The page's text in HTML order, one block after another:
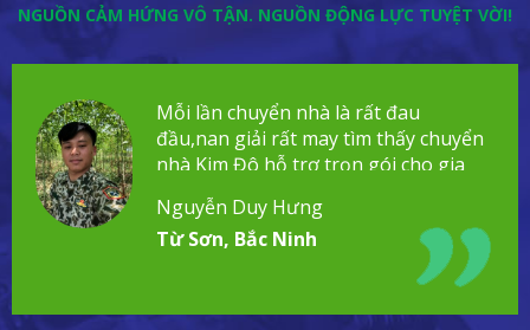
NGUỒN CẢM HỨNG VÔ TẬN. NGUỒN ĐỘNG LỰC TUYỆT VỜI!
Mỗi lần chuyển nhà là rất đau
đầu,nan giải rất may tìm thấy chuyển
nhà Kim Đô hỗ trợ trọn gói cho gia
Nguyễn Duy Hưng
Từ Sơn, Bắc Ninh